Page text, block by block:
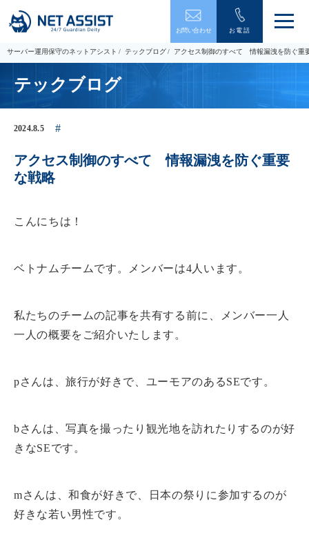
お問い合わせ お電話
メ
ュ
ー
サーバー運用保守のネットアシスト テックブログ アクセス制御のすべて 情報漏洩を防ぐ重
テックブログ
2024.8.5
アクセス制御のすべて 情報漏洩を防ぐ重要
な戦略
こんにちは！
ベトナムチームです。メンバーは4人います。
私たちのチームの記事を共有する前に、メンバー一人
一人の概要をご紹介いたします。
pさんは、旅行が好きで、ユーモアのあるSEです。
bさんは、写真を撮ったり観光地を訪れたりするのが好
きなSEです。
mさんは、和食が好きで、日本の祭りに参加するのが
好きな若い男性です。